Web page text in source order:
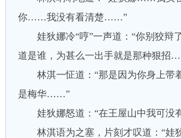
你……我没有看清楚……”
娃狄娜冷“哼”一声道：“你别狡辩
道是谁，为甚么一出手就是那种狠招
林淇一怔道：“那是因为你身上带
是梅华……”
娃狄娜怒道：“在王屋山中我可没
林淇语为之塞，片刻才叹道：“娃